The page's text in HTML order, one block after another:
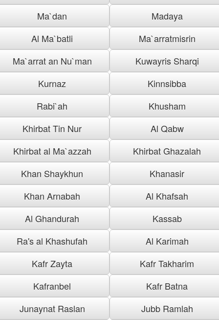
Ma`dan
Madaya
Al Ma`batli
Ma`arratmisrin
Ma`arrat an Nu`man
Kuwayris Sharqi
Kurnaz
Kinnsibba
Rabi`ah
Khusham
Khirbat Tin Nur
Al Qabw
Khirbat al Ma`azzah
Khirbat Ghazalah
Khan Shaykhun
Khanasir
Khan Arnabah
Al Khafsah
Al Ghandurah
Kassab
Ra's al Khashufah
Al Karimah
Kafr Zayta
Kafr Takharim
Kafranbel
Kafr Batna
Junaynat Raslan
Jubb Ramlah